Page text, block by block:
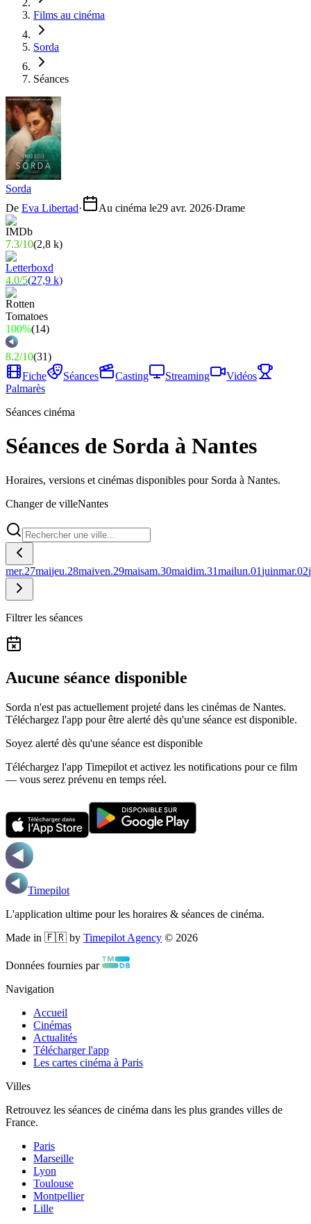
Films au cinéma
Sorda
Séances
Sorda
De Eva Libertad· Au cinéma le29 avr. 2026·Drame
7.3/10(2,8 k)
4.0/5(27,9 k)
100%(14)
8.2/10(31)
Fiche
Séances Casting Streaming
Vidéos
Palmarès
Séances cinéma
Séances de Sorda à Nantes
Horaires, versions et cinémas disponibles pour Sorda à Nantes.
Changer de villeNantes
mer.27maijeu.28maiven.29maisam.30maidim.31mailun.01juinmar.02
Filtrer les séances
Aucune séance disponible
Sorda n'est pas actuellement projeté dans les cinémas de Nantes.
Téléchargez l'app pour être alerté dès qu'une séance est disponible.
Soyez alerté dès qu'une séance est disponible
Téléchargez l'app Timepilot et activez les notifications pour ce film
— vous serez prévenu en temps réel.
Timepilot
L'application ultime pour les horaires & séances de cinéma.
Made in 🇫🇷 by Timepilot Agency © 2026
Données fournies par
Navigation
Accueil
Cinémas
Actualités
Télécharger l'app
Les cartes cinéma à Paris
Villes
Retrouvez les séances de cinéma dans les plus grandes villes de
France.
Paris
Marseille
Lyon
Toulouse
Montpellier
Lille